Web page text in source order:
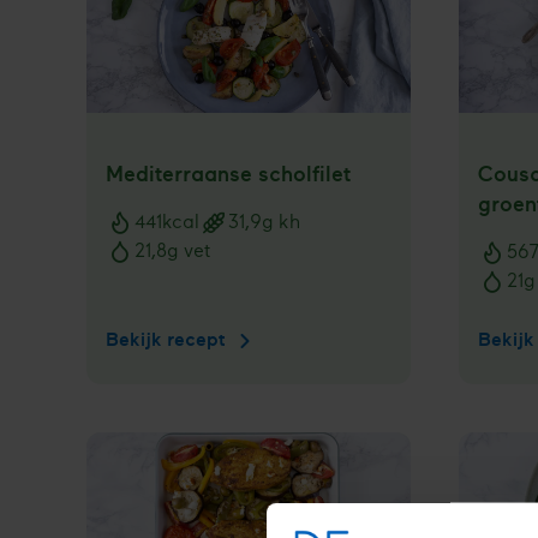
Mediterraanse scholfilet
Voedingswaarden
441 kcal 31,9g kh
21,8g vet
Bekijk recept Mediterraanse
567
21